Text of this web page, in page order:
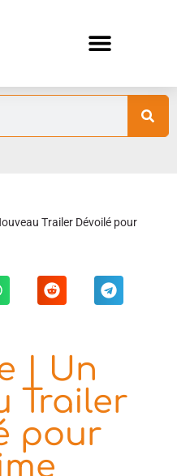
Trailer Dévoilé pour
| Un
Trailer
pour